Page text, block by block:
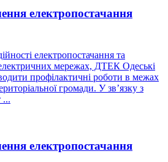
електропостачання
електропостачання та
мережах, ДТЕК Одеські
профілактичні роботи в межах
громади. У зв’язку з
...
електропостачання